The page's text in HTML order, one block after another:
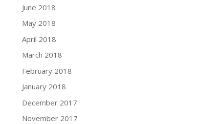
June 2018
May 2018
April 2018
March 2018
February 2018
January 2018
December 2017
November 2017